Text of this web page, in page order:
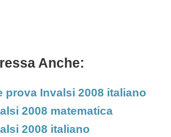
Anche:
prova Invalsi 2008 italiano
2008 matematica
2008 italiano